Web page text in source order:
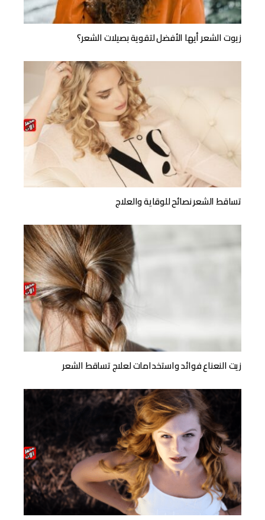
زيوت الشعر أيها الأفضل لتقوية بصيلات الشعر؟
تساقط الشعر نصائح للوقاية والعلاج
زيت النعناع فوائد واستخدامات لعلاج تساقط الشعر